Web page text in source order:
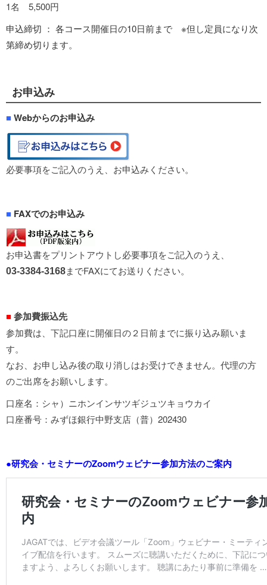
1名 5,500円
申込締切 ： 各コース開催日の10日前まで ※但し定員になり次
第締め切ります。
お申込み
■Webからのお申込み
必要事項をご記入のうえ、お申込みください。
■ FAXでのお申込み
お申込書をプリントアウトし必要事項をご記入のうえ、
03-3384-3168までFAXにてお送りください。
■参加費振込先
参加費は、下記口座に開催日の２日前までに振り込み願いま
す。
なお、お申し込み後の取り消しはお受けできません。代理の方
のご出席をお願いします。
口座名：シャ）ニホンインサツギジュツキョウカイ
口座番号：みずほ銀行中野支店（普）202430
●研究会・セミナーのZoomウェビナー参加方法のご案内